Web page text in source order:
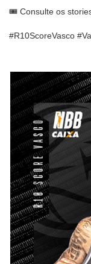
🎟️ Consulte os
#R10ScoreVasco